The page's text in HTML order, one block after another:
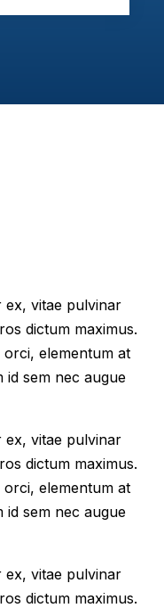
ex, vitae pulvinar
dictum maximus.
orci, elementum at
id sem nec augue
ex, vitae pulvinar
dictum maximus.
orci, elementum at
id sem nec augue
ex, vitae pulvinar
dictum maximus.